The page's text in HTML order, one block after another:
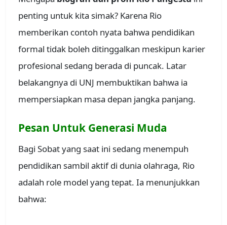
penting untuk kita simak? Karena Rio
memberikan contoh nyata bahwa pendidikan
formal tidak boleh ditinggalkan meskipun karier
profesional sedang berada di puncak. Latar
belakangnya di UNJ membuktikan bahwa ia
mempersiapkan masa depan jangka panjang.
Pesan Untuk Generasi Muda
Bagi Sobat yang saat ini sedang menempuh
pendidikan sambil aktif di dunia olahraga, Rio
adalah role model yang tepat. Ia menunjukkan
bahwa: